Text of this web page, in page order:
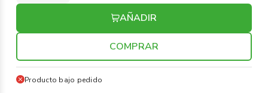
AÑADIR
COMPRAR
Producto bajo pedido